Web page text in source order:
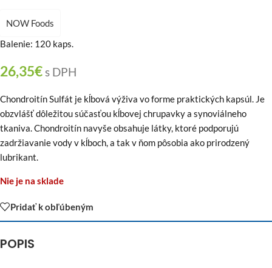
NOW Foods
Balenie: 120 kaps.
26,35€s DPH
Chondroitín Sulfát je kĺbová výživa vo forme praktických kapsúl. Je
obzvlášť dôležitou súčasťou kĺbovej chrupavky a synoviálneho
tkaniva. Chondroitín navyše obsahuje látky, ktoré podporujú
zadržiavanie vody v kĺboch, a tak v ňom pôsobia ako prirodzený
lubrikant.
Nie je na sklade
Pridať k obľúbeným
POPIS